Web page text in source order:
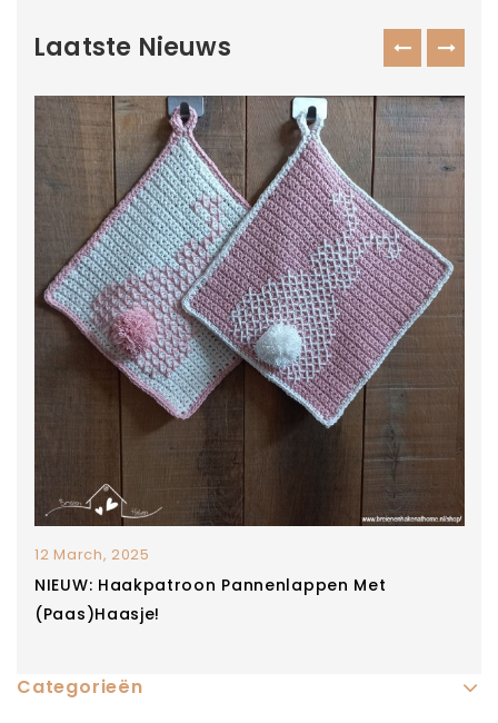
Laatste Nieuws
12 March, 2025
NIEUW: Haakpatroon Pannenlappen Met
(paas)haasje!
Categorieën